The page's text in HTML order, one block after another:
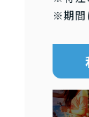
※期間